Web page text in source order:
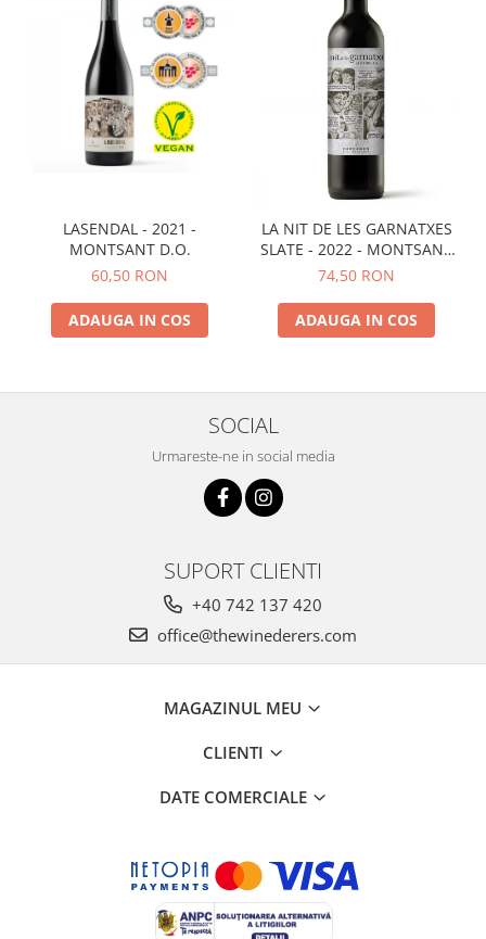
LASENDAL - 2021 -
MONTSANT D.O.
60,50 RON
ADAUGA IN COS
LA NIT DE LES GARNATXES
SLATE - 2022 - MONTSANT
D.O.
74,50 RON
ADAUGA IN COS
SOCIAL
Urmareste-ne in social media
SUPORT CLIENTI
+40 742 137 420
office@thewinederers.com
MAGAZINUL MEU
CLIENTI
DATE COMERCIALE